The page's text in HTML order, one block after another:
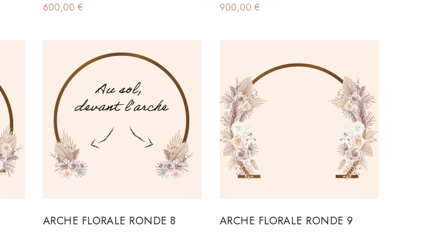
600,00 € 900,00 €
ARCHE FLORALE RONDE 8 ARCHE FLORALE RONDE 9